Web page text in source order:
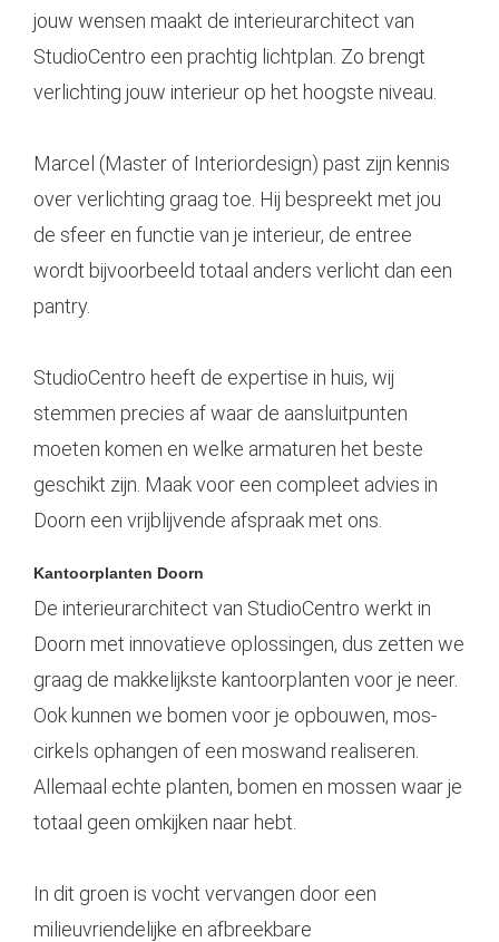
jouw wensen maakt de interieurarchitect van
StudioCentro een prachtig lichtplan. Zo brengt
verlichting jouw interieur op het hoogste niveau.
Marcel (Master of Interiordesign) past zijn kennis
over verlichting graag toe. Hij bespreekt met jou
de sfeer en functie van je interieur, de entree
wordt bijvoorbeeld totaal anders verlicht dan een
pantry.
StudioCentro heeft de expertise in huis, wij
stemmen precies af waar de aansluitpunten
moeten komen en welke armaturen het beste
geschikt zijn. Maak voor een compleet advies in
Doorn een vrijblijvende afspraak met ons.
Kantoorplanten Doorn
De interieurarchitect van StudioCentro werkt in
Doorn met innovatieve oplossingen, dus zetten we
graag de makkelijkste kantoorplanten voor je neer.
Ook kunnen we bomen voor je opbouwen, mos-
cirkels ophangen of een moswand realiseren.
Allemaal echte planten, bomen en mossen waar je
totaal geen omkijken naar hebt.
In dit groen is vocht vervangen door een
milieuvriendelijke en afbreekbare